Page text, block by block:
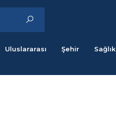
Uluslararası Şehir Sağlık